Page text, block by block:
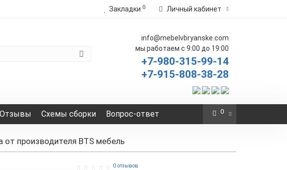
Закладки 0 Личный кабинет
info@mebelvbryanske.com
мы работаем с 9:00 до 19:00
+7-980-315-99-14
+7-915-808-38-28
Отзывы Схемы сборки Вопрос-ответ 0
производителя BTS мебель
0 отзывов